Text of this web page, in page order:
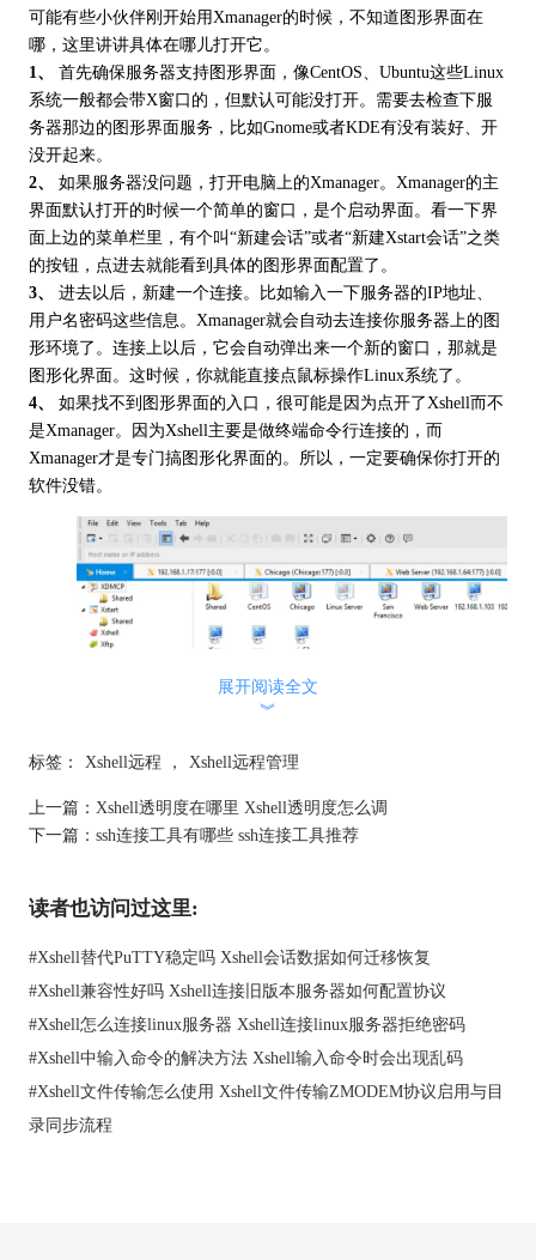
可能有些小伙伴刚开始用Xmanager的时候，不知道图形界面在
哪，这里讲讲具体在哪儿打开它。
1、
首先确保服务器支持图形界面，像CentOS、Ubuntu这些Linux
系统一般都会带X窗口的，但默认可能没打开。需要去检查下服
务器那边的图形界面服务，比如Gnome或者KDE有没有装好、开
没开起来。
2、
如果服务器没问题，打开电脑上的Xmanager。Xmanager的主
界面默认打开的时候一个简单的窗口，是个启动界面。看一下界
面上边的菜单栏里，有个叫“新建会话”或者“新建Xstart会话”之类
的按钮，点进去就能看到具体的图形界面配置了。
3、
进去以后，新建一个连接。比如输入一下服务器的IP地址、
用户名密码这些信息。Xmanager就会自动去连接你服务器上的图
形环境了。连接上以后，它会自动弹出来一个新的窗口，那就是
图形化界面。这时候，你就能直接点鼠标操作Linux系统了。
4、
如果找不到图形界面的入口，很可能是因为点开了Xshell而不
是Xmanager。因为Xshell主要是做终端命令行连接的，而
Xmanager才是专门搞图形化界面的。所以，一定要确保你打开的
软件没错。
有时候连上了服务器的图形界怎么面，但发现很卡，这个问题比
较常见，一般来说主要是网络和配置的问题，来具体说说怎么解
1、网络速度尤其是延迟大的时候，图形界面肯定卡顿严重。你
可以先用ping测试一下服务器的响应时间。如果延迟高于200毫
秒，就容易卡。建议换个更稳定的网络环境，或者检查一下你电
脑或者服务器端网络配置是不是出了问题。
看看Xmanager的连接设置是不是合适。比如连接的时候，默
认可能是用XDMCP模式连接的，如果你发现特别卡，可以试试用
展开阅读全文
︾
标签： Xshell远程 ， Xshell远程管理
上一篇： Xshell透明度在哪里 Xshell透明度怎么调
下一篇： ssh连接工具有哪些 ssh连接工具推荐
读者也访问过这里:
#Xshell替代PuTTY稳定吗 Xshell会话数据如何迁移恢复
#Xshell兼容性好吗 Xshell连接旧版本服务器如何配置协议
#Xshell怎么连接linux服务器 Xshell连接linux服务器拒绝密码
#Xshell中输入命令的解决方法 Xshell输入命令时会出现乱码
#Xshell文件传输怎么使用 Xshell文件传输ZMODEM协议启用与目
录同步流程